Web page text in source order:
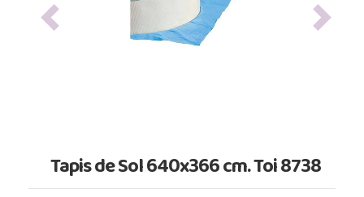
Previous Next
Tapis de Sol 640x366 cm. Toi 8738